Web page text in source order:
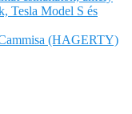
Tesla Model S és
(HAGERTY)